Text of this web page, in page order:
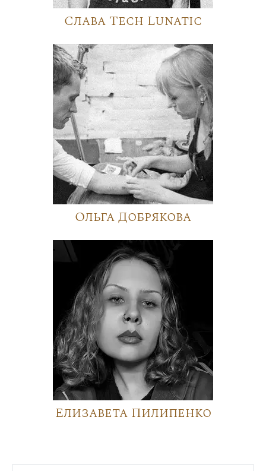
Слава Tech Lunatic
Ольга Добрякова
Елизавета Пилипенко